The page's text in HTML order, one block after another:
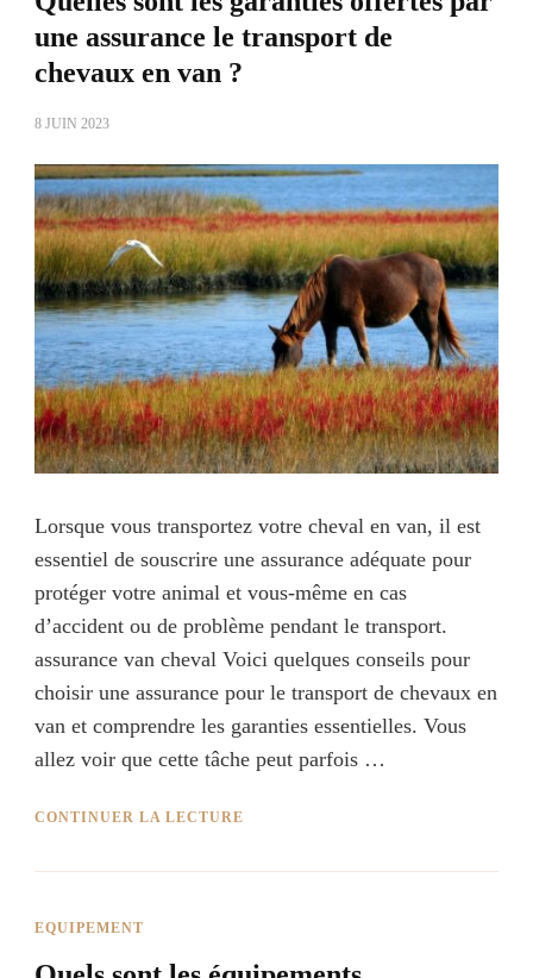
une assurance le transport de
chevaux en van ?
8 JUIN 2023
Lorsque vous transportez votre cheval en van, il est
essentiel de souscrire une assurance adéquate pour
protéger votre animal et vous-même en cas
d’accident ou de problème pendant le transport.
assurance van cheval Voici quelques conseils pour
choisir une assurance pour le transport de chevaux en
van et comprendre les garanties essentielles. Vous
allez voir que cette tâche peut parfois …
CONTINUER LA LECTURE
EQUIPEMENT